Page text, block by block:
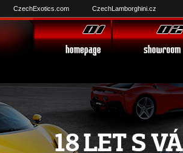
CzechExotics.com CzechLamborghini.cz